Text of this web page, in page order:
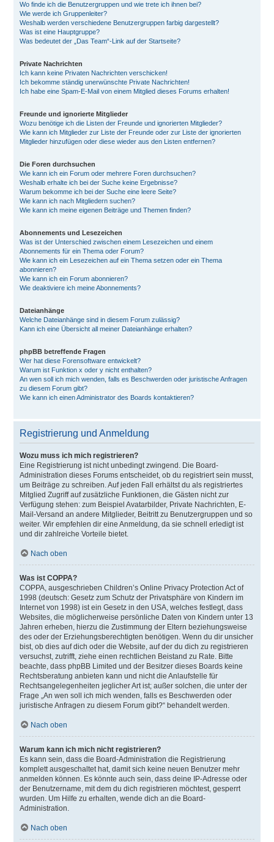
Wo finde ich die Benutzergruppen und wie trete ich ihnen bei?
Wie werde ich Gruppenleiter?
Weshalb werden verschiedene Benutzergruppen farbig dargestellt?
Was ist eine Hauptgruppe?
Was bedeutet der „Das Team“-Link auf der Startseite?
Private Nachrichten
Ich kann keine Privaten Nachrichten verschicken!
Ich bekomme ständig unerwünschte Private Nachrichten!
Ich habe eine Spam-E-Mail von einem Mitglied dieses Forums erhalten!
Freunde und ignorierte Mitglieder
Wozu benötige ich die Listen der Freunde und ignorierten Mitglieder?
Wie kann ich Mitglieder zur Liste der Freunde oder zur Liste der ignorierten
Mitglieder hinzufügen oder diese wieder aus den Listen entfernen?
Die Foren durchsuchen
Wie kann ich ein Forum oder mehrere Foren durchsuchen?
Weshalb erhalte ich bei der Suche keine Ergebnisse?
Warum bekomme ich bei der Suche eine leere Seite?
Wie kann ich nach Mitgliedern suchen?
Wie kann ich meine eigenen Beiträge und Themen finden?
Abonnements und Lesezeichen
Was ist der Unterschied zwischen einem Lesezeichen und einem
Abonnements für ein Thema oder Forum?
Wie kann ich ein Lesezeichen auf ein Thema setzen oder ein Thema
abonnieren?
Wie kann ich ein Forum abonnieren?
Wie deaktiviere ich meine Abonnements?
Dateianhänge
Welche Dateianhänge sind in diesem Forum zulässig?
Kann ich eine Übersicht all meiner Dateianhänge erhalten?
phpBB betreffende Fragen
Wer hat diese Forensoftware entwickelt?
Warum ist Funktion x oder y nicht enthalten?
An wen soll ich mich wenden, falls es Beschwerden oder juristische Anfragen
zu diesem Forum gibt?
Wie kann ich einen Administrator des Boards kontaktieren?
Registrierung und Anmeldung
Wozu muss ich mich registrieren?
Eine Registrierung ist nicht unbedingt zwingend. Die Board-
Administration dieses Forums entscheidet, ob du registriert sein musst,
um Beiträge zu schreiben. Auf jeden Fall erhältst du als registriertes
Mitglied Zugriff auf zusätzliche Funktionen, die Gästen nicht zur
Verfügung stehen: zum Beispiel Avatarbilder, Private Nachrichten, E-
Mail-Versand an andere Mitglieder, Beitritt zu Benutzergruppen und so
weiter. Wir empfehlen dir eine Anmeldung, da sie schnell erledigt ist
und dir zahlreiche Vorteile bietet.
Nach oben
Was ist COPPA?
COPPA, ausgeschrieben Children’s Online Privacy Protection Act of
1998 (deutsch: Gesetz zum Schutz der Privatsphäre von Kindern im
Internet von 1998) ist ein Gesetz in den USA, welches festlegt, dass
Websites, die möglicherweise persönliche Daten von Kindern unter 13
Jahren erheben, hierzu die Zustimmung der Eltern beziehungsweise
des oder der Erziehungsberechtigten benötigen. Wenn du dir unsicher
bist, ob dies auf dich oder die Website, auf der du dich zu registrieren
versuchst, zutrifft, ziehe einen rechtlichen Beistand zu Rate. Bitte
beachte, dass phpBB Limited und der Besitzer dieses Boards keine
Rechtsberatung anbieten kann und nicht die Anlaufstelle für
Rechtsangelegenheiten jeglicher Art ist; außer solchen, die unter der
Frage „An wen soll ich mich wenden, falls es Beschwerden oder
juristische Anfragen zu diesem Forum gibt?“ behandelt werden.
Nach oben
Warum kann ich mich nicht registrieren?
Es kann sein, dass die Board-Administration die Registrierung
komplett ausgeschaltet hat, damit sich keine neuen Benutzer mehr
anmelden können. Es könnte auch sein, dass deine IP-Adresse oder
der Benutzername, mit dem du dich registrieren möchtest, gesperrt
wurden. Um Hilfe zu erhalten, wende dich an die Board-
Administration.
Nach oben